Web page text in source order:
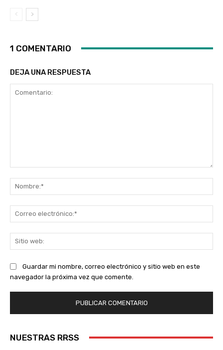
1 COMENTARIO
DEJA UNA RESPUESTA
Guardar mi nombre, correo electrónico y sitio web en este
navegador la próxima vez que comente.
NUESTRAS RRSS